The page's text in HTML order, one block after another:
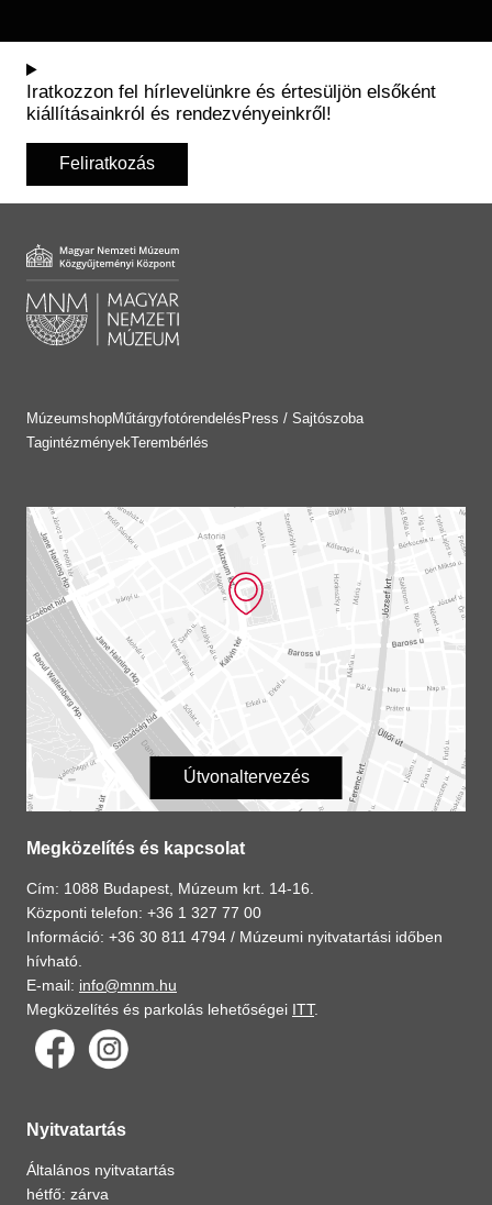
Iratkozzon fel hírlevelünkre és értesüljön elsőként
kiállításainkról és rendezvényeinkről!
Feliratkozás
MúzeumshopMűtárgyfotórendelés Press / Sajtószoba
TagintézményekTerembérlés
Útvonaltervezés
Megközelítés és kapcsolat
Cím: 1088 Budapest, Múzeum krt. 14-16.
Központi telefon: +36 1 327 77 00
Információ: +36 30 811 4794 / Múzeumi nyitvatartási időben
hívható.
E-mail: info@mnm.hu
Megközelítés és parkolás lehetőségei ITT.
Nyitvatartás
Általános nyitvatartás
hétfő: zárva